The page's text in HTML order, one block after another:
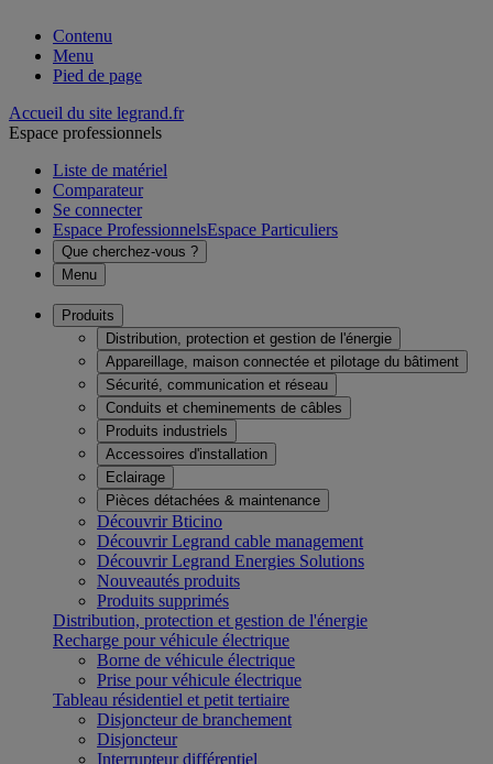
Contenu
Menu
Pied de page
Accueil du site legrand.fr
Espace professionnels
Liste de matériel
Comparateur
Se connecter
Espace ProfessionnelsEspace Particuliers
Que cherchez-vous ?
Menu
Produits
Distribution, protection et gestion de l'énergie
Appareillage, maison connectée et pilotage du bâtiment
Sécurité, communication et réseau
Conduits et cheminements de câbles
Produits industriels
Accessoires d'installation
Eclairage
Pièces détachées & maintenance
Découvrir Bticino
Découvrir Legrand cable management
Découvrir Legrand Energies Solutions
Nouveautés produits
Produits supprimés
Distribution, protection et gestion de l'énergie
Recharge pour véhicule électrique
Borne de véhicule électrique
Prise pour véhicule électrique
Tableau résidentiel et petit tertiaire
Disjoncteur de branchement
Disjoncteur
Interrupteur différentiel